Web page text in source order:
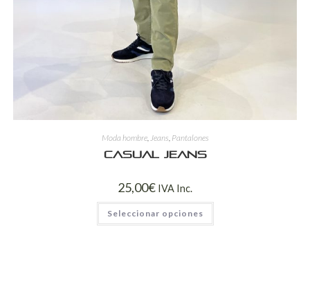
Moda hombre, Jeans Pantalones
Casual jeans
25,00€ IVA Inc.
Seleccionar opciones